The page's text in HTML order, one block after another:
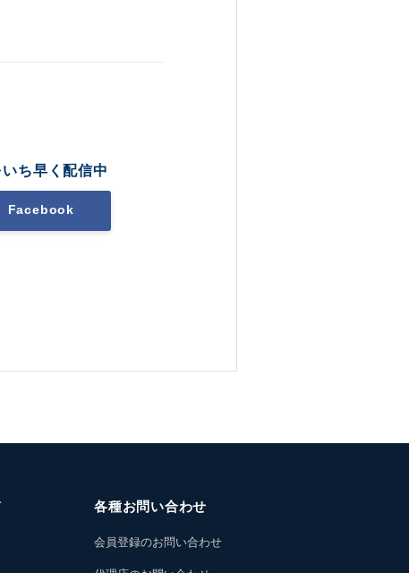
ち早く配信中
Facebook
各種お問い合わせ
会員登録のお問い合わせ